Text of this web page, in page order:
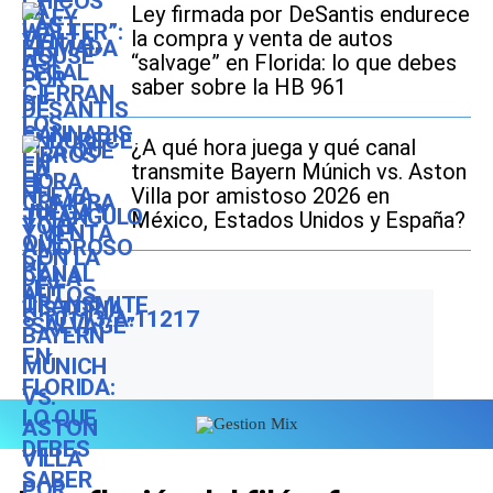
Ley firmada por DeSantis endurece
la compra y venta de autos
“salvage” en Florida: lo que debes
saber sobre la HB 961
¿A qué hora juega y qué canal
transmite Bayern Múnich vs. Aston
Villa por amistoso 2026 en
México, Estados Unidos y España?